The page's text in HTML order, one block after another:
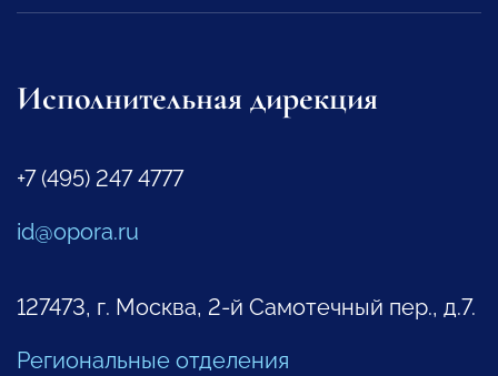
Исполнительная дирекция
+7 (495) 247 4777
id@opora.ru
127473, г. Москва, 2-й Самотечный пер., д.7.
Региональные отделения